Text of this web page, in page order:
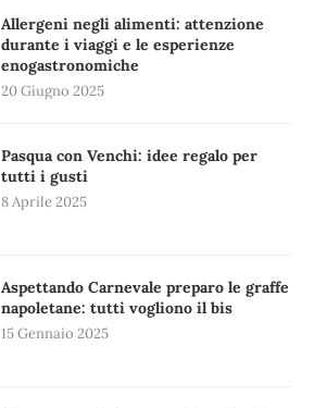
Allergeni negli alimenti: attenzione
durante i viaggi e le esperienze
enogastronomiche
20 Giugno 2025
Pasqua con Venchi: idee regalo per
tutti i gusti
8 Aprile 2025
Aspettando Carnevale preparo le graffe
napoletane: tutti vogliono il bis
15 Gennaio 2025